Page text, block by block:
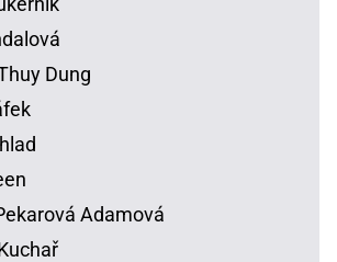
Dung
Adamová